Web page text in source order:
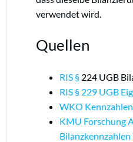
verwendet wird.
Quellen
RIS § 224 UGB
RIS § 229 UGB
WKO
KMU Forschung